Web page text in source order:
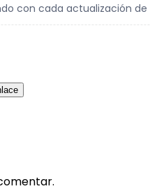
con cada actualización